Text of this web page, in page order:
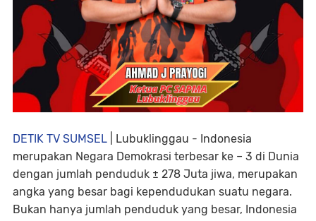
DETIK TV SUMSEL | Lubuklinggau - Indonesia
merupakan Negara Demokrasi terbesar ke – 3 di Dunia
dengan jumlah penduduk ± 278 Juta jiwa, merupakan
angka yang besar bagi kependudukan suatu negara.
Bukan hanya jumlah penduduk yang besar, Indonesia